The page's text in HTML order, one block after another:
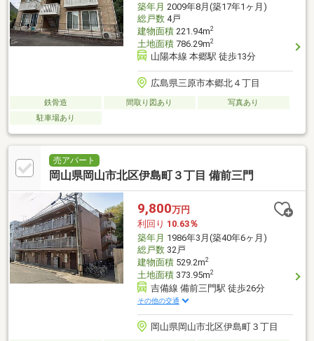
築年月 2009年8月(築17年1ヶ月)
総戸数4戸
建物面積221.94m2
土地面積786.29m2
山陽本線 本郷駅 徒歩13分
広島県三原市本郷北４丁目
鉄骨造 間取り図あり
写真あり
駐車場あり
売アパート
岡山県岡山市北区伊島町３丁目 備前三門
9,800万円
利回り 10.63％
築年月 1986年3月(築40年6ヶ月)
総戸数32戸
建物面積529.2m2
土地面積373.95m2
吉備線 備前三門駅 徒歩26分
その他の交通
岡山県岡山市北区伊島町３丁目